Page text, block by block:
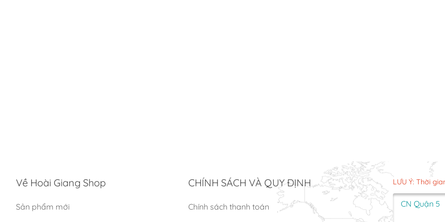
Về Hoài Giang Shop
Sản phẩm mới
CHÍNH SÁCH VÀ QUY ĐỊNH
Chính sách thanh toán
LƯU Ý: Thời
CN Quận 5